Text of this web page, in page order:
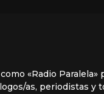
«Radio Paralela»
as, periodistas y